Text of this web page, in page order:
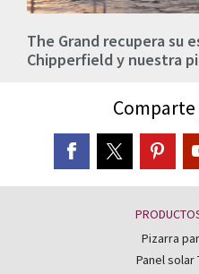
The Grand recupera su
Chipperfield y nuestra
Pizarra
Panel